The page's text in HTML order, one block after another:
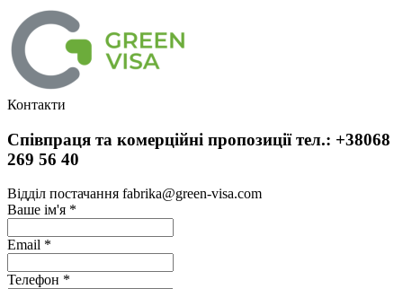
Контакти
Співпраця та комерційні пропозиції тел.: +38068
269 56 40
Відділ постачання fabrika@green-visa.com
Ваше ім'я *
Email *
Телефон *